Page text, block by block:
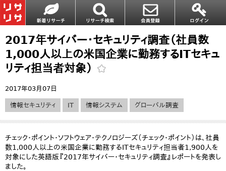
2017年サイバー・セキュリティ調査（社員数
1,000人以上の米国企業に勤務するITセキュ
リティ担当者対象）
2017年03月07日
情報セキュリティ IT 情報システム グローバル調査
チェック・ポイント・ソフトウェア・テクノロジーズ（チェック・ポイント）は、社員
数1,000人以上の米国企業に勤務するITセキュリティ担当者1,900人を
対象にした英語版『2017年サイバー・セキュリティ調査』レポートを発表し
ました。